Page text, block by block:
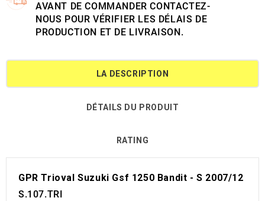
AVANT DE COMMANDER CONTACTEZ-
NOUS POUR VÉRIFIER LES DÉLAIS DE
PRODUCTION ET DE LIVRAISON.
LA DESCRIPTION
DÉTAILS DU PRODUIT
RATING
GPR Trioval Suzuki Gsf 1250 Bandit - S 2007/12
S.107.TRI